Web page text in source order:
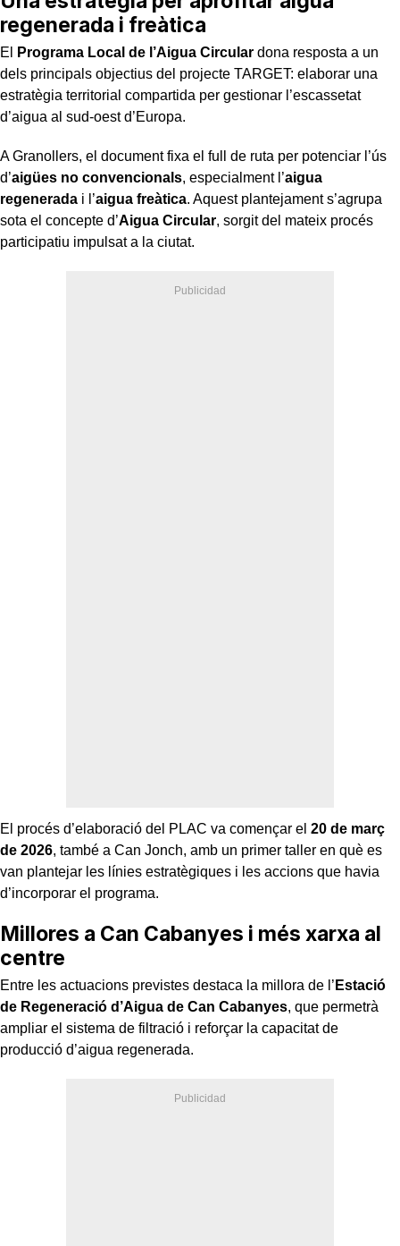
regenerada i freàtica
El Programa Local de l’Aigua Circular dona resposta a un
dels principals objectius del projecte TARGET: elaborar una
estratègia territorial compartida per gestionar l’escassetat
d’aigua al sud-oest d’Europa.
A Granollers, el document fixa el full de ruta per potenciar l’ús
d’aigües no convencionals, especialment l’aigua
regenerada i l’aigua freàtica. Aquest plantejament s’agrupa
sota el concepte d’Aigua Circular, sorgit del mateix procés
participatiu impulsat a la ciutat.
El procés d’elaboració del PLAC va començar el 20 de març
de 2026, també a Can Jonch, amb un primer taller en què es
van plantejar les línies estratègiques i les accions que havia
d’incorporar el programa.
Millores a Can Cabanyes i més xarxa al
centre
Entre les actuacions previstes destaca la millora de l’ Estació
de Regeneració d’Aigua de Can Cabanyes, que permetrà
ampliar el sistema de filtració i reforçar la capacitat de
producció d’aigua regenerada.